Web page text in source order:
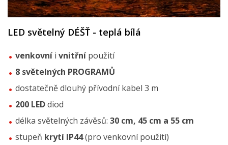
LED světelný DÉŠŤ - teplá bílá
venkovní i vnitřní použití
8 světelných PROGRAMŮ
dostatečně dlouhý přívodní kabel 3 m
200 LEDdiod
délka světelných závěsů: 30 cm, 45 cm a 55 cm
stupeň krytí IP44(pro venkovní použití)